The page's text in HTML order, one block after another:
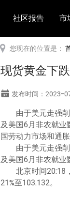
社区报告 市
您现在的位置是：
现货黄金下
发布时间：2023-
由于美元走强
及美国6月非农就业
国劳动力市场和通
由于美元走强
及美国6月非农就业
北京时间20:18
21%至103.132。